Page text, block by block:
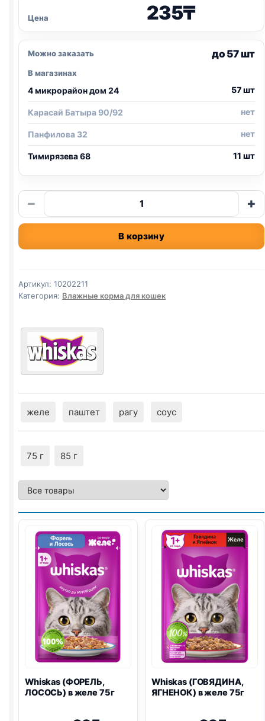
Цена 235₸
Можно заказать до 57 шт
В магазинах
4 микрорайон дом 24 57 шт
Карасай Батыра 90/92 нет
Панфилова 32 нет
Тимирязева 68 11 шт
−
Количество
товара
Whiskas
в
75г
+
В корзину
Артикул: 10202211
Категория: Влажные корма для кошек
желе паштет рагу соус
75 г 85 г
Whiskas (ФОРЕЛЬ,
ЛОСОСЬ) в желе 75г
Whiskas (ГОВЯДИНА,
ЯГНЕНОК) в желе 75г